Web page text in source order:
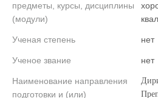
предметы, курсы, дисциплины
(модули)
Ученая степень нет
Ученое звание нет
Наименование направления
подготовки и (или)